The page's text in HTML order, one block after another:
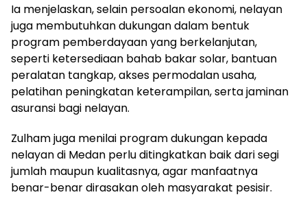
Ia menjelaskan, selain persoalan ekonomi, nelayan
juga membutuhkan dukungan dalam bentuk
program pemberdayaan yang berkelanjutan,
seperti ketersediaan bahab bakar solar, bantuan
peralatan tangkap, akses permodalan usaha,
pelatihan peningkatan keterampilan, serta jaminan
asuransi bagi nelayan.
Zulham juga menilai program dukungan kepada
nelayan di Medan perlu ditingkatkan baik dari segi
jumlah maupun kualitasnya, agar manfaatnya
benar-benar dirasakan oleh masyarakat pesisir.